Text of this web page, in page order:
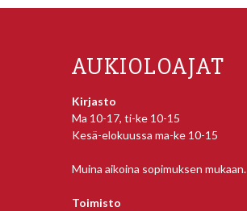
AUKIOLOAJAT
Kirjasto
Ma 10-17, ti-ke 10-15
Kesä-elokuussa ma-ke 10-15
Muina aikoina sopimuksen mukaan.
Toimisto